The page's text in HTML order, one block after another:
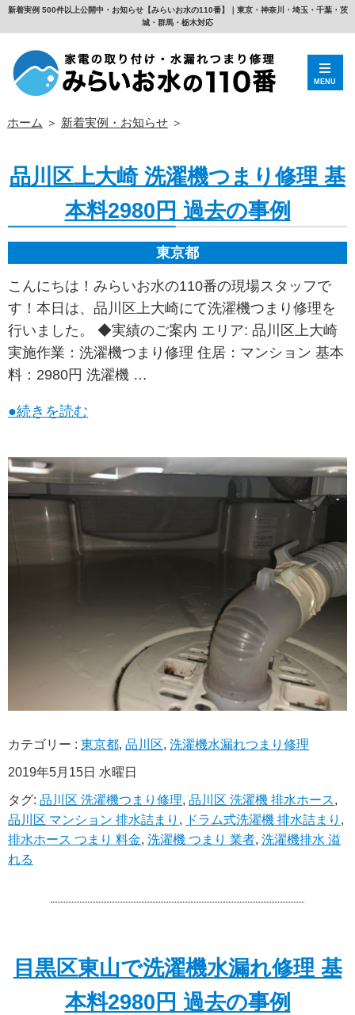
新着実例 500件以上公開中・お知らせ【みらいお水の110番】｜東京・神奈川・埼玉・千葉・茨
城・群馬・栃木対応
MENU
ホーム ＞ 新着実例・お知らせ＞
品川区上大崎 洗濯機つまり修理 基
本料2980円 過去の事例
東京都
こんにちは！みらいお水の110番の現場スタッフで
す！本日は、品川区上大崎にて洗濯機つまり修理を
行いました。 ◆実績のご案内 エリア: 品川区上大崎
実施作業：洗濯機つまり修理 住居：マンション 基本
料：2980円 洗濯機 …
●続きを読む
カテゴリー :東京都,品川区,洗濯機水漏れつまり修理
2019年5月15日 水曜日
タグ:品川区 洗濯機つまり修理,品川区 洗濯機 排水ホース,
品川区 マンション 排水詰まり , ドラム式洗濯機 排水詰まり ,
排水ホース つまり 料金,洗濯機 つまり 業者,洗濯機排水 溢
れる
目黒区東山で洗濯機水漏れ修理 基
本料2980円 過去の事例